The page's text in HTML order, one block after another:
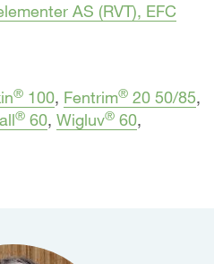
AS (RVT), EFC
® 100, Fentrim® 20 50/85,
® 60, Wigluv® 60,